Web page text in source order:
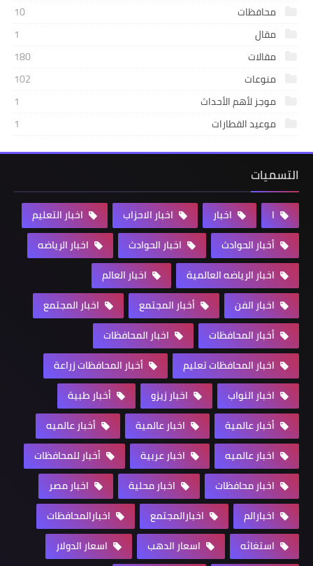
محافظات
10
مقال
1
مقالات
180
منوعات
102
موجز لأهم الأحداث
1
موعيد القطارات
1
التسميات
ا اخبار اخبار الاحزاب
اخبار التعليم
أخبار الحوادث
اخبار الحوادث
اخبار الرياضه
اخبار الرياضه العالمية
اخبار العالم
اخبار الفن
أخبار المجتمع
اخبار المجتمع
أخبار المحافظات
اخبار المحافظات
اخبار المحافظات تعليم
أخبار المحافظات زراعة
اخبار النواب
اخبار زيزو
أخبار طبية
أخبار عالمية
اخبار عالمية
أخبار عالميه
اخبار عالميه
اخبار عربية
أخبار للمحافظات
اخبار محافظات
اخبار محلية
اخبار مصر
اخبارالم
اخبارالمجتمع
اخبارالمحافظات
استغاثه
اسعار الدهب
اسعار الدولار